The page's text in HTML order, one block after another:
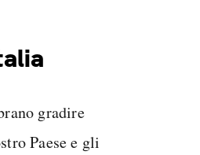
gradire
Paese e gli